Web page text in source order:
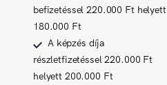
befizetéssel 220.000 Ft helyett
180.000 Ft
A képzés díja
részletfizetéssel 220.000 Ft
helyett 200.000 Ft